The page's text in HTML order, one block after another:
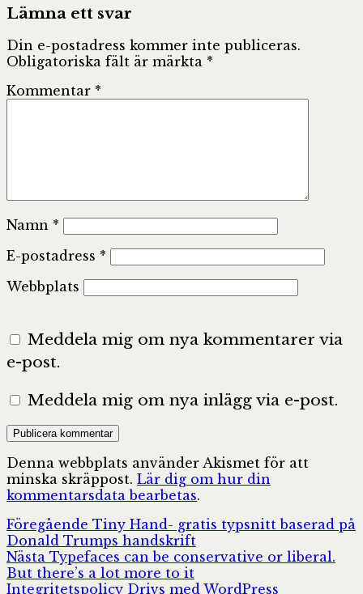
Lämna ett svar
Din e-postadress kommer inte publiceras.
Obligatoriska fält är märkta *
Kommentar *
Namn *
E-postadress *
Webbplats
Meddela mig om nya kommentarer via
e-post.
Meddela mig om nya inlägg via e-post.
Denna webbplats använder Akismet för att
minska skräppost. Lär dig om hur din
kommentarsdata bearbetas.
Inläggsnavigering
Föregående Föregående
inlägg:
Tiny Hand- gratis typsnitt baserad på
Donald Trumps handskrift
Nästa Nästa
inlägg:
Typefaces can be conservative or liberal.
But there’s a lot more to it
Integritetspolicy Drivs med WordPress